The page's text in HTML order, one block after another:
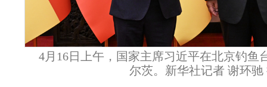
4月16日上午，国家主席习近平在北京钓鱼
尔茨。新华社记者 谢环驰